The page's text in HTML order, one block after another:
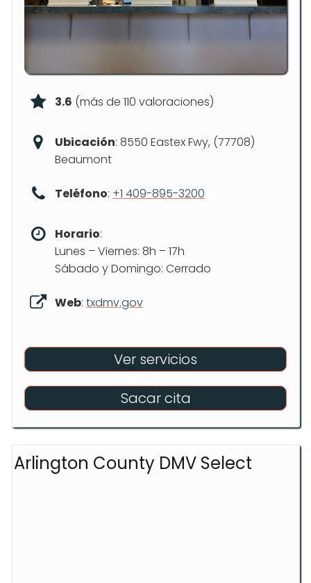
3.6 (más de 110 valoraciones)
Ubicación: 8550 Eastex Fwy, (77708)
Beaumont
Teléfono: +1 409-895-3200
Horario:
Lunes – Viernes: 8h – 17h
Sábado y Domingo: Cerrado
Web: txdmv.gov
Ver servicios
Sacar cita
Arlington County DMV Select